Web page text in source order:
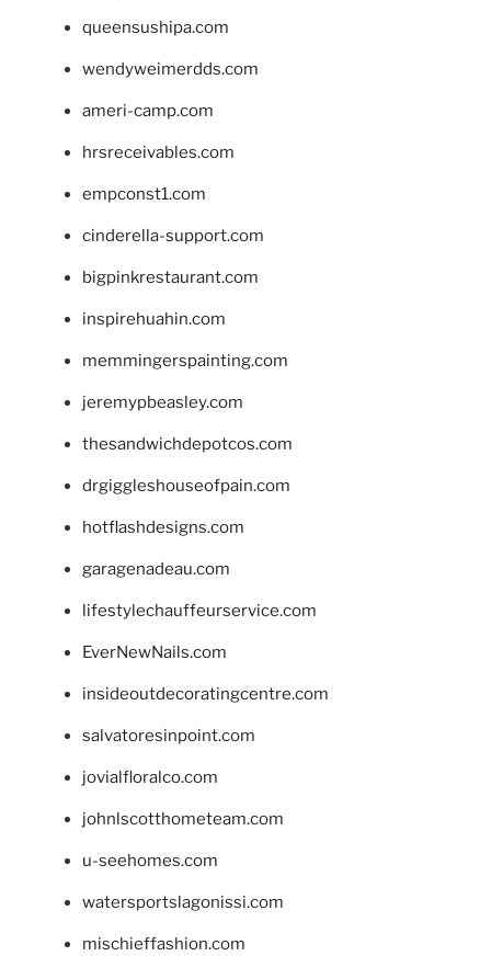
queensushipa.com
wendyweimerdds.com
ameri-camp.com
hrsreceivables.com
empconst1.com
cinderella-support.com
bigpinkrestaurant.com
inspirehuahin.com
memmingerspainting.com
jeremypbeasley.com
thesandwichdepotcos.com
drgiggleshouseofpain.com
hotflashdesigns.com
garagenadeau.com
lifestylechauffeurservice.com
EverNewNails.com
insideoutdecoratingcentre.com
salvatoresinpoint.com
jovialfloralco.com
johnlscotthometeam.com
u-seehomes.com
watersportslagonissi.com
mischieffashion.com